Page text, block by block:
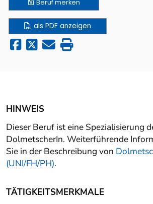
Berufmerken
als PDF anzeigen
HINWEIS
Dieser Beruf ist eine Spezialisierung
DolmetscherIn. Weiterführende
Sie in der Beschreibung von
(UNI/FH/PH).
TÄTIGKEITSMERKMALE